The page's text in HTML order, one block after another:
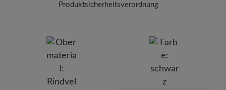
Produktsicherheitsverordnung
Pleidelsheimer Str. 15/1, 74321 Bietigheim-Bissingen,
E-Mail:
kundenbetreuung@baer-schuhe.ch